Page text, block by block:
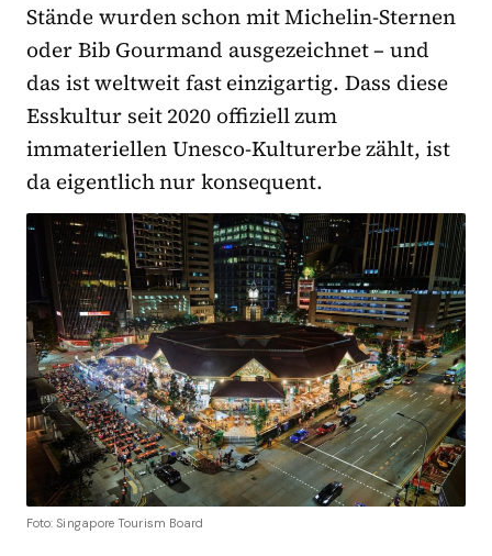
Stände wurden schon mit Michelin-Sternen
oder Bib Gourmand ausgezeichnet – und
das ist weltweit fast einzigartig. Dass diese
Esskultur seit 2020 offiziell zum
immateriellen Unesco-Kulturerbe zählt, ist
da eigentlich nur konsequent.
Foto: Singapore Tourism Board